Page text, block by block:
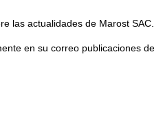
las actualidades de Marost SAC.
en su correo publicaciones de